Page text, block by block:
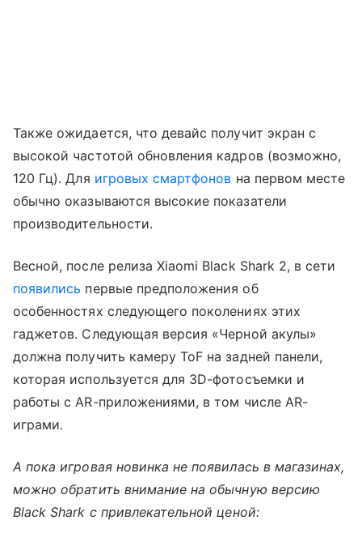
Также ожидается, что девайс получит экран с
высокой частотой обновления кадров (возможно,
120 Гц). Для игровых смартфонов на первом месте
обычно оказываются высокие показатели
производительности.
Весной, после релиза Xiaomi Black Shark 2, в сети
появились первые предположения об
особенностях следующего поколениях этих
гаджетов. Следующая версия «Черной акулы»
должна получить камеру ToF на задней панели,
которая используется для 3D-фотосъемки и
работы с AR-приложениями, в том числе AR-
играми.
А пока игровая новинка не появилась в магазинах,
можно обратить внимание на обычную версию
Black Shark с привлекательной ценой: